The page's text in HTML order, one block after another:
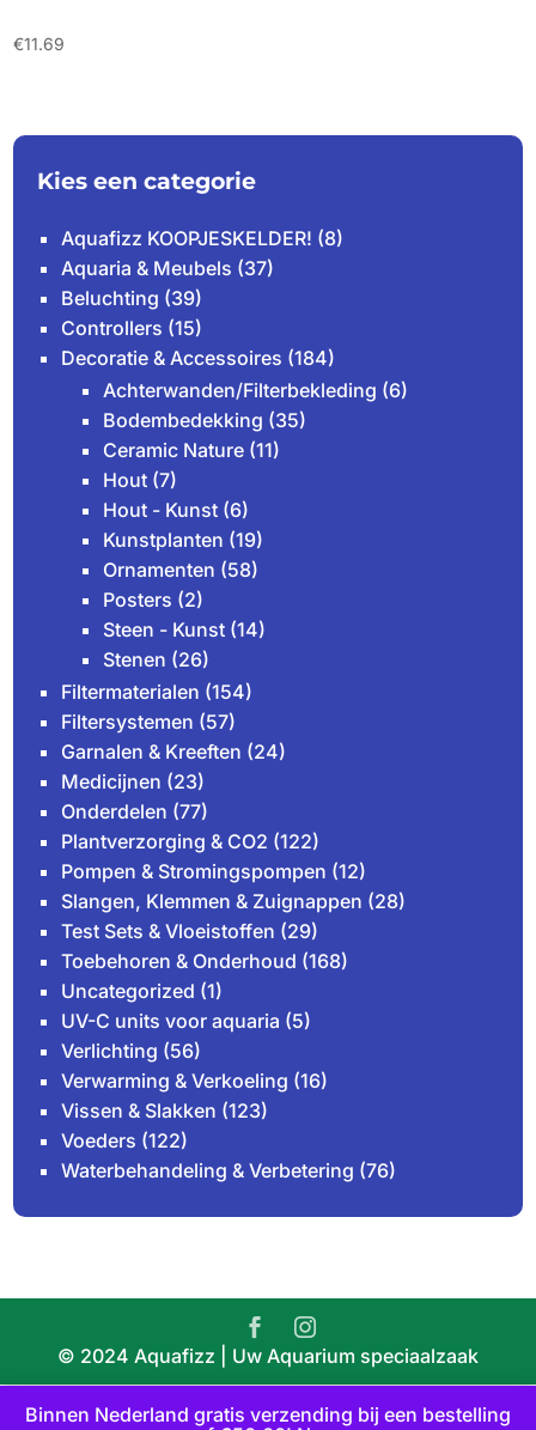
Binnen Nederland gratis verzending bij een bestelling
€11.69
Kies een categorie
Aquafizz KOOPJESKELDER! (8)
Aquaria & Meubels (37)
Beluchting (39)
Controllers (15)
Decoratie & Accessoires (184)
Achterwanden/Filterbekleding (6)
Bodembedekking (35)
Ceramic Nature (11)
Hout (7)
Hout - Kunst (6)
Kunstplanten (19)
Ornamenten (58)
Posters (2)
Steen - Kunst (14)
Stenen (26)
Filtermaterialen (154)
Filtersystemen (57)
Garnalen & Kreeften (24)
Medicijnen (23)
Onderdelen (77)
Plantverzorging & CO2 (122)
Pompen & Stromingspompen (12)
Slangen, Klemmen & Zuignappen (28)
Test Sets & Vloeistoffen (29)
Toebehoren & Onderhoud (168)
Uncategorized (1)
UV-C units voor aquaria (5)
Verlichting (56)
Verwarming & Verkoeling (16)
Vissen & Slakken (123)
Voeders (122)
Waterbehandeling & Verbetering (76)
© 2024 Aquafizz | Uw Aquarium speciaalzaak